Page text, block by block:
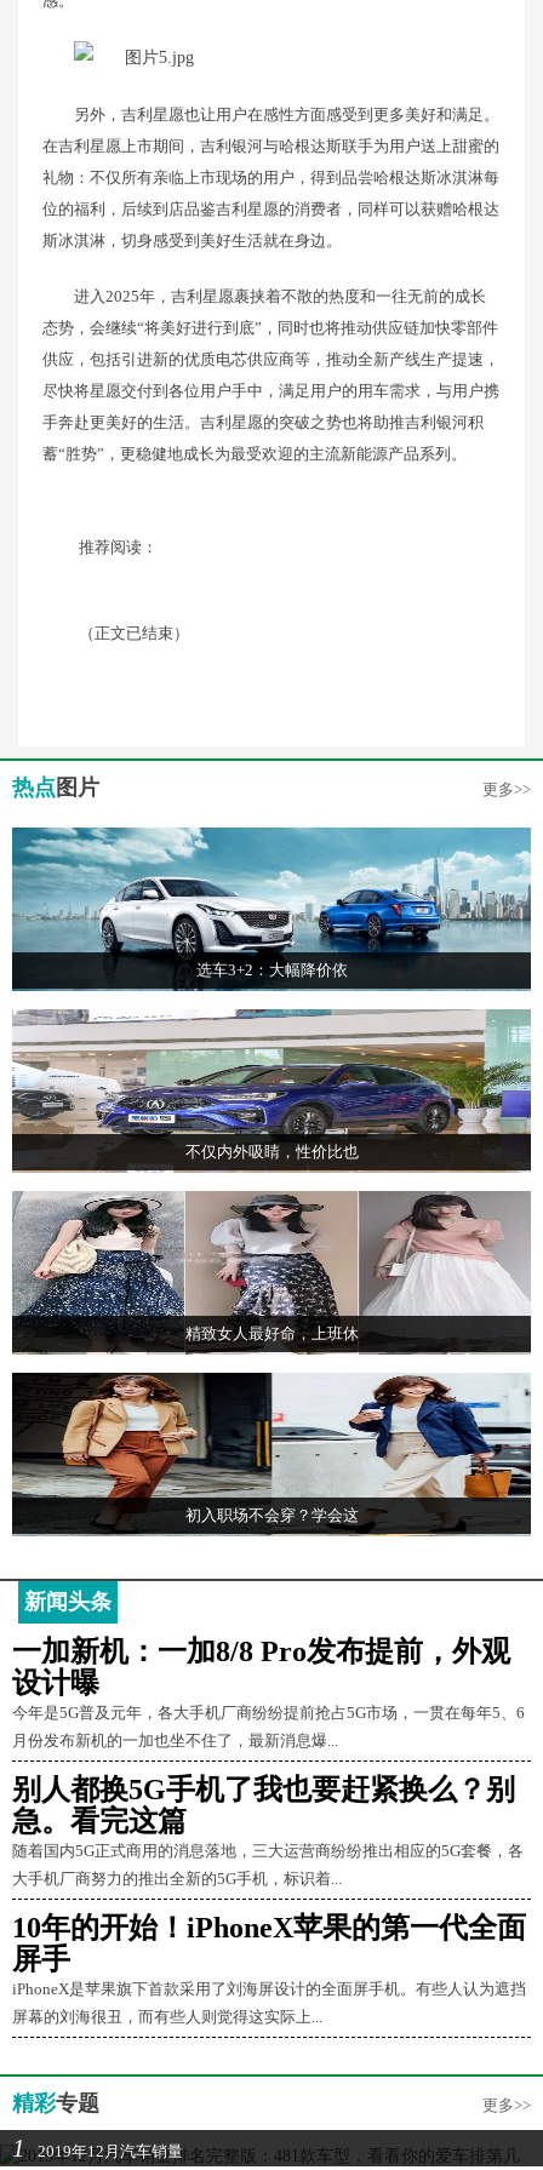
另外，吉利星愿也让用户在感性方面感受到更多美好和满足。
在吉利星愿上市期间，吉利银河与哈根达斯联手为用户送上甜蜜的
礼物：不仅所有亲临上市现场的用户，得到品尝哈根达斯冰淇淋每
位的福利，后续到店品鉴吉利星愿的消费者，同样可以获赠哈根达
斯冰淇淋，切身感受到美好生活就在身边。
进入2025年，吉利星愿裹挟着不散的热度和一往无前的成长
态势，会继续“将美好进行到底”，同时也将推动供应链加快零部件
供应，包括引进新的优质电芯供应商等，推动全新产线生产提速，
尽快将星愿交付到各位用户手中，满足用户的用车需求，与用户携
手奔赴更美好的生活。吉利星愿的突破之势也将助推吉利银河积
蓄“胜势”，更稳健地成长为最受欢迎的主流新能源产品系列。
推荐阅读：
（正文已结束）
热点 图片 更多>>
选车3+2：大幅降价依
不仅内外吸睛，性价比也
精致女人最好命，上班休
初入职场不会穿？学会这
新闻头条
一加新机：一加8/8 Pro发布提前，外观
设计曝
今年是5G普及元年，各大手机厂商纷纷提前抢占5G市场，一贯在每年5、6
月份发布新机的一加也坐不住了，最新消息爆...
别人都换5G手机了我也要赶紧换么？别
急。看完这篇
随着国内5G正式商用的消息落地，三大运营商纷纷推出相应的5G套餐，各
大手机厂商努力的推出全新的5G手机，标识着...
10年的开始！iPhoneX苹果的第一代全面
屏手
iPhoneX是苹果旗下首款采用了刘海屏设计的全面屏手机。有些人认为遮挡
屏幕的刘海很丑，而有些人则觉得这实际上...
精彩专题 更多>>
1 2019年12月汽车销量